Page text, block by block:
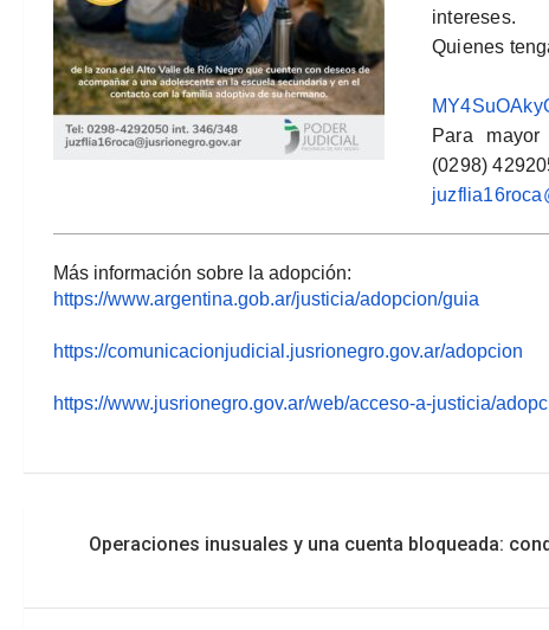
intereses.
Quienes
Para
(0298)
Más información sobre la adopción:
https://www.argentina.gob.ar/justicia/adopcion/guia
https://comunicacionjudicial.jusrionegro.gov.ar/adopcion
https://www.jusrionegro.gov.ar/web/acceso-a-justicia/
Navegación
entradas
Operaciones inusuales y una cuenta bloqueada: